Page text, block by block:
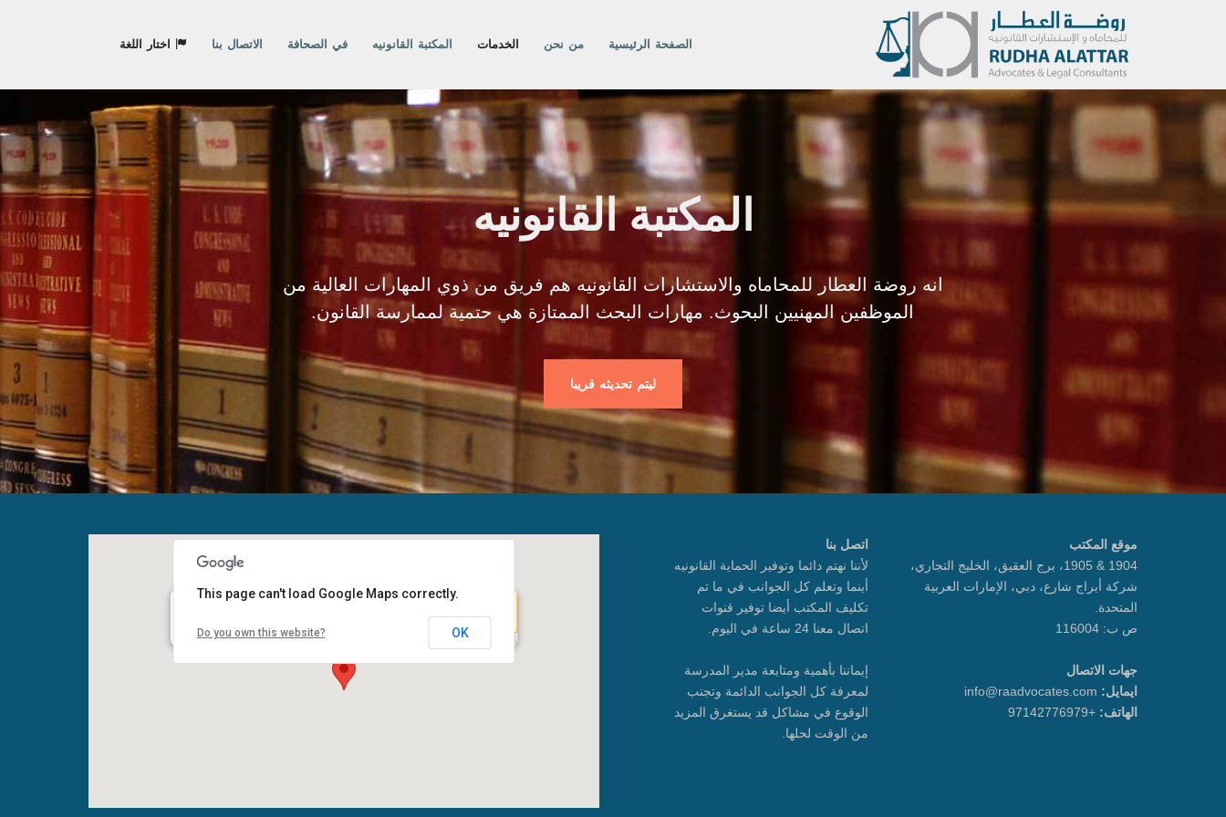
اختار اللغة الاتصال بنا في الصحافة المكتبة القانونيه الخدمات من نحن الصفحة الرئيسية
المكتبة القانونيه
انه روضة العطار للمحاماه والاستشارات القانونيه هم فريق من ذوي المهارات العالية من
الموظفين المهنيين البحوث. مهارات البحث الممتازة هي حتمية لممارسة القانون.
ليتم تحديثه قريبا
1904 & 1905 19th Floor Opal Tower, Abraj Street, Business Bay
This page can't load Google Maps correctly.
Do you own this website? OK
اتصل بنا
لأننا نهتم دائما وتوفير الحماية القانونيه
أينما وتعلم كل الجوانب في ما تم
تكليف المكتب أيضا توفير قنوات
اتصال معنا 24 ساعة في اليوم.
إيماننا بأهمية ومتابعة مدير المدرسة
لمعرفة كل الجوانب الدائمة وتجنب
الوقوع في مشاكل قد يستغرق المزيد
من الوقت لحلها.
موقع المكتب
1904 & 1905، برج العقيق، الخليج التجاري،
شركة أبراج شارع، دبي، الإمارات العربية
المتحدة.
ص ب: 116004
جهات الاتصال
ايمايل: info@raadvocates.com
الهاتف:+97142776979